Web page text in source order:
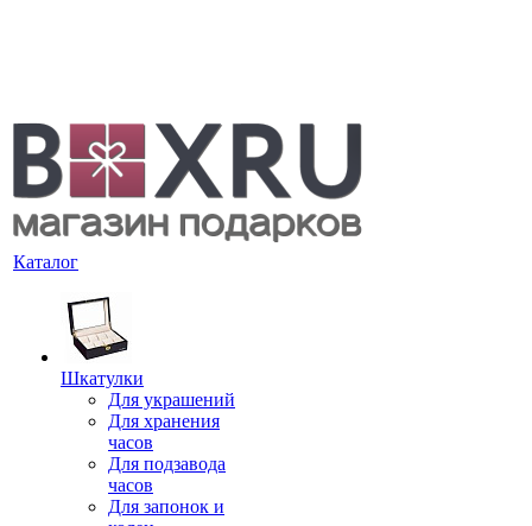
Каталог
Шкатулки
Для украшений
Для хранения
часов
Для подзавода
часов
Для запонок и